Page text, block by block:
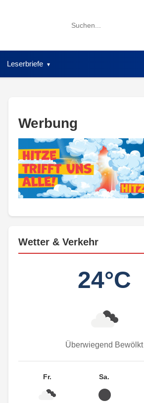
Search
Leserbriefe
Werbung
Wetter & Verkehr
24°C
Überwiegend Bewölkt
Fr. Sa.